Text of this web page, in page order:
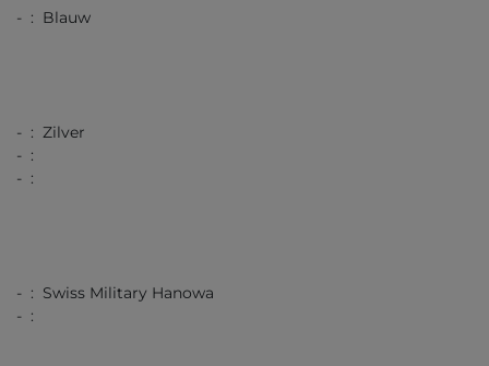
- : Blauw
- : Zilver
- :
- :
- : Swiss Military Hanowa
- :